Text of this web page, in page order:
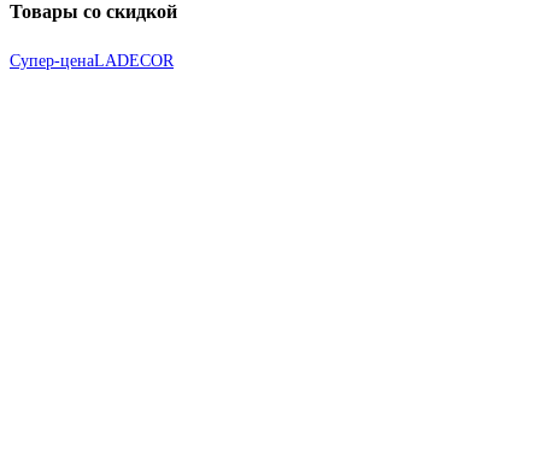
Товары со скидкой
Супер-ценаLADECOR